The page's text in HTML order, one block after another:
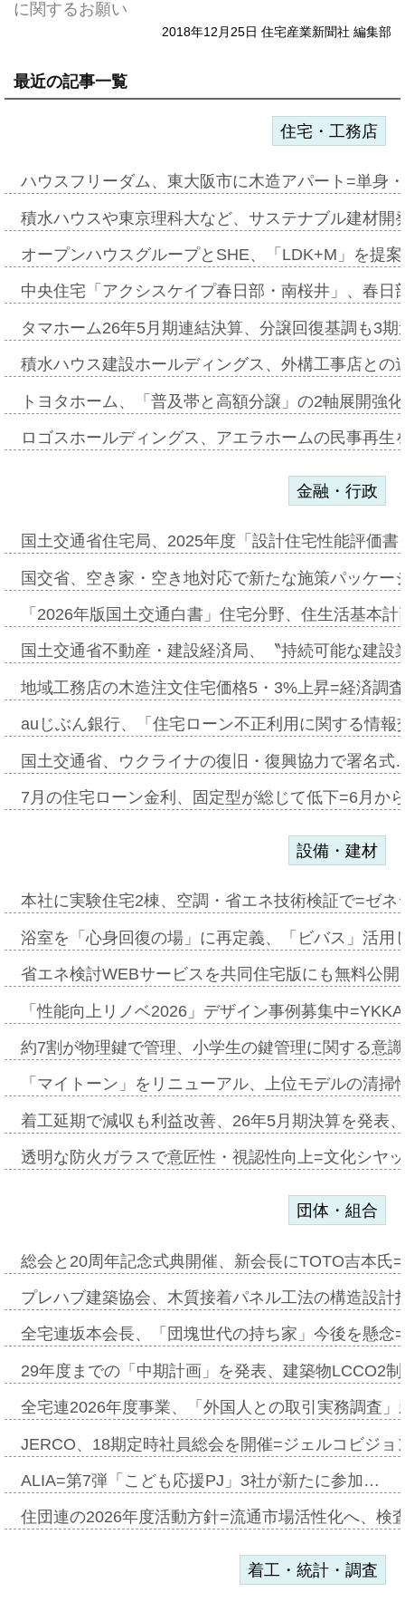
に関するお願い
2018年12月25日 住宅産業新聞社 編集部
最近の記事一覧
住宅・工務店
ハウスフリーダム、東大阪市に木造アパート=単身
積水ハウスや東京理科大など、サステナブル建材
オープンハウスグループとSHE、「LDK+M」を提
中央住宅「アクシスケイプ春日部・南桜井」、春
タマホーム26年5月期連結決算、分譲回復基調も3
積水ハウス建設ホールディングス、外構工事店と
トヨタホーム、「普及帯と高額分譲」の2軸展開強
ロゴスホールディングス、アエラホームの民事再
金融・行政
国土交通省住宅局、2025年度「設計住宅性能評価
国交省、空き家・空き地対応で新たな施策パッケ
「2026年版国土交通白書」住宅分野、住生活基本
国土交通省不動産・建設経済局、〝持続可能な建
地域工務店の木造注文住宅価格5・3%上昇=経済調
auじぶん銀行、「住宅ローン不正利用に関する情
国土交通省、ウクライナの復旧・復興協力で署名
7月の住宅ローン金利、固定型が総じて低下=6月か
設備・建材
本社に実験住宅2棟、空調・省エネ技術検証で=ゼ
浴室を「心身回復の場」に再定義、「ビバス」活
省エネ検討WEBサービスを共同住宅版にも無料公
「性能向上リノベ2026」デザイン事例募集中
約7割が物理鍵で管理、小学生の鍵管理に関する意
「マイトーン」をリニューアル、上位モデルの清
着工延期で減収も利益改善、26年5月期決算を発表
透明な防火ガラスで意匠性・視認性向上=文化シヤ
団体・組合
総会と20周年記念式典開催、新会長にTOTO吉本氏
プレハブ建築協会、木質接着パネル工法の構造設
全宅連坂本会長、「団塊世代の持ち家」今後を懸
29年度までの「中期計画」を発表、建築物LCCO2
全宅連2026年度事業、「外国人との取引実務調査
JERCO、18期定時社員総会を開催=ジェルコビジ
ALIA=第7弾「こども応援PJ」3社が新たに参加…
住団連の2026年度活動方針=流通市場活性化へ、検
着工・統計・調査